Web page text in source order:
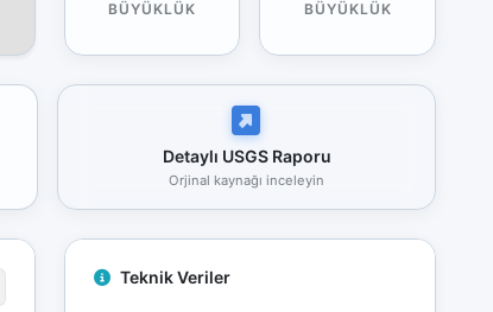
BÜYÜKLÜK
BÜYÜKLÜK
Detaylı USGS Raporu
Orjinal kaynağı inceleyin
Teknik Veriler